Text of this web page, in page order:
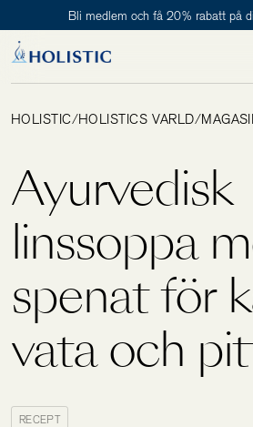
Bli medlem och få 20% rabatt på
Digitalt behovstest
Hälsotester
Tillagd i varukorgen
För att påbörja en prenumeration hos oss så
Holistic Club. Det är helt kostnadsfritt.
HOLISTIC/HOLISTICS VÄRLD/
Ayurvedisk
linssoppa
spenat för
vata och
RECEPT